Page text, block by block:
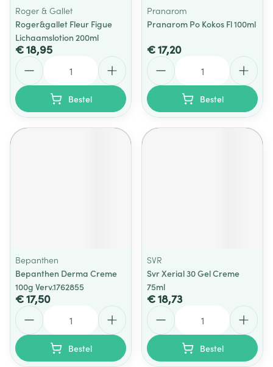
Roger & Gallet
Roger&gallet Fleur Figue
Lichaamslotion 200ml
€ 18,95
Bestel
Pranarom
Pranarom Po Kokos Fl 100ml
€ 17,20
Bestel
Bepanthen
Bepanthen Derma Creme
100g Verv.1762855
€ 17,50
Bestel
SVR
Svr Xerial 30 Gel Creme
75ml
€ 18,73
Bestel